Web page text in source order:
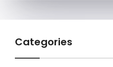
Categories